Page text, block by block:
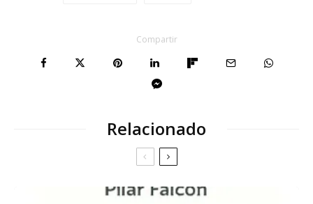
Compartir
Relacionado